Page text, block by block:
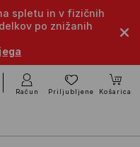
spletu in v fizičnih
po znižanih
Račun Priljubljene Košarica